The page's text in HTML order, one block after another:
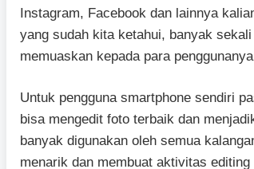
Instagram, Facebook dan lainnya
yang sudah kita ketahui, banyak
memuaskan kepada para
Untuk pengguna smartphone sendiri
bisa mengedit foto terbaik dan
banyak digunakan oleh semua
menarik dan membuat aktivitas